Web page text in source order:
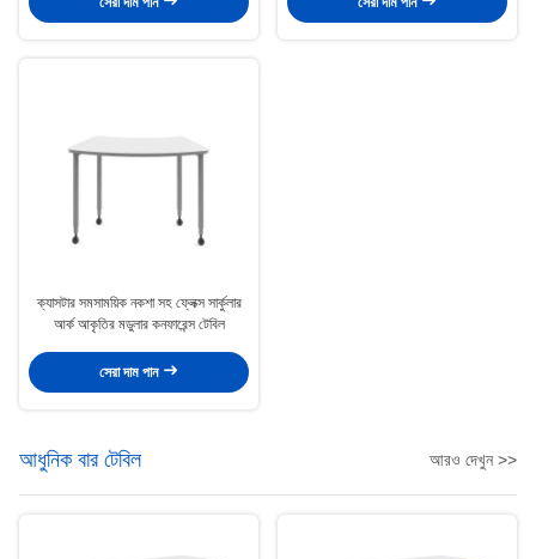
ক্যাসটার সমসাময়িক নকশা সহ ফ্লেক্স সার্কুলার
আর্ক আকৃতির মডুলার কনফারেন্স টেবিল
সেরা দাম পান
আধুনিক বার টেবিল আরও দেখুন >>